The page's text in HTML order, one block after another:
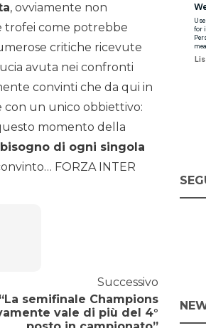
, ovviamente non
trofei come potrebbe
critiche ricevute
avuta nei confronti
convinti che da qui in
con un unico obbiettivo:
momento della
bisogno di ogni singola
FORZA INTER
Successivo
semifinale Champions
vale di più del 4°